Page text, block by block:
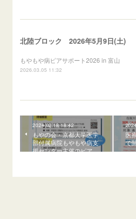
北陸ブロック 2026年5月9日(土)
もやもや病ピアサポート2026 in 富山
2026.03.05 11:32
2024.02.18 18:42
もやの会・京都大学医学
部付属病院もやもや病支
援センター主催のピア…
医
で